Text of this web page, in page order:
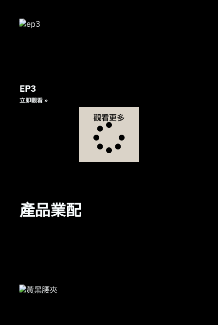
EP3
立即觀看 »
觀看更多
產品業配